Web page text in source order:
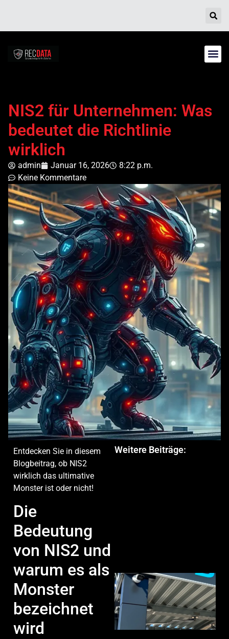
NIS2 für Unternehmen: Was
bedeutet die Richtlinie
wirklich
admin Januar 16, 2026
8:22 p.m.
Keine Kommentare
Entdecken Sie in diesem
Blogbeitrag, ob NIS2
wirklich das ultimative
Monster ist oder nicht!
Die
Bedeutung
von NIS2 und
warum es als
Monster
bezeichnet
wird
Weitere Beiträge: